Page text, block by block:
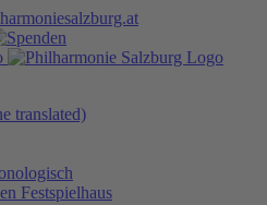
translated)
Festspielhaus